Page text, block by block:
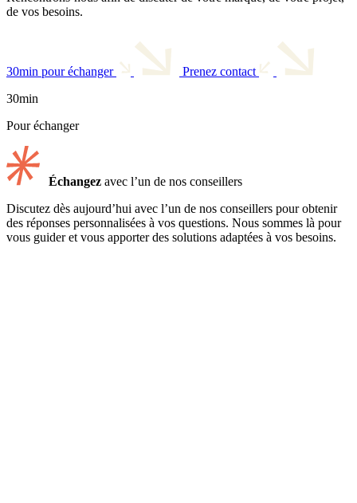
de vos besoins.
30min pour échanger
Prenez contact
30min
Pour échanger
Échangez avec l’un de nos conseillers
Discutez dès aujourd’hui avec l’un de nos conseillers pour obtenir
des réponses personnalisées à vos questions. Nous sommes là pour
vous guider et vous apporter des solutions adaptées à vos besoins.